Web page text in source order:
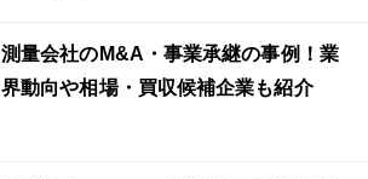
測量会社のM&A・事業承継の事例！業
界動向や相場・買収候補企業も紹介